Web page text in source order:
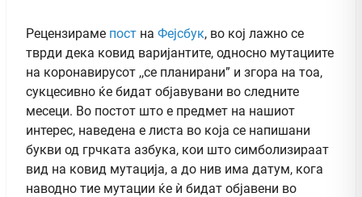
Рецензираме пост на Фејсбук, во кој лажно се
тврди дека ковид варијантите, односно мутациите
на коронавирусот ,,се планирани” и згора на тоа,
сукцесивно ќе бидат објавувани во следните
месеци. Во постот што е предмет на нашиот
интерес, наведена е листа во која се напишани
букви од грчката азбука, кои што симболизираат
вид на ковид мутација, а до нив има датум, кога
наводно тие мутации ќе ѝ бидат објавени во